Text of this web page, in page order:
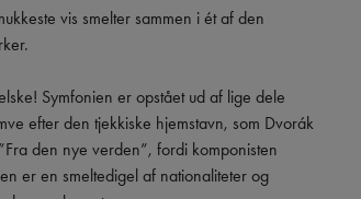
vis smelter sammen i ét af den
Symfonien er opstået ud af lige dele
efter den tjekkiske hjemstavn, som Dvorák
den nye verden”, fordi komponisten
er en smeltedigel af nationaliteter og